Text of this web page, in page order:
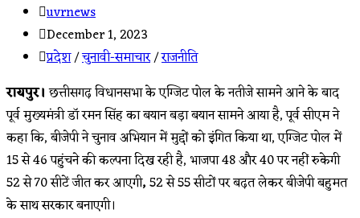
uvrnews
December 1, 2023
प्रदेश/चुनावी-समाचार/राजनीति
रायपुर।छत्तीसगढ़ विधानसभा के एग्जिट पोल के नतीजे सामने आने के बाद
पूर्व मुख्यमंत्री डॉ रमन सिंह का बयान बड़ा बयान सामने आया है, पूर्व सीएम ने
कहा कि, बीजेपी ने चुनाव अभियान में मुद्दों को इंगित किया था, एग्जिट पोल में
15 से 46 पहुंचने की कल्पना दिख रही है, भाजपा 48 और 40 पर नहीं रुकेगी
52 से 70 सीटें जीत कर आएगी,52 से 55 सीटों पर बढ़त लेकर बीजेपी बहुमत
के साथ सरकार बनाएगी।